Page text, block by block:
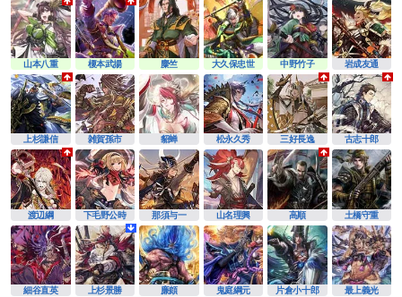
山本八重 榎本武揚 麋竺 大久保忠世 中野竹子 岩成友通
上杉謙信 雑賀孫市 貂蝉 松永久秀 三好長逸 古志十郎
渡辺綱 下毛野公時 那須与一 山名理興 高順 土橋守重
細谷直英 上杉景勝 廉頗 鬼庭綱元 片倉小十郎 最上義光